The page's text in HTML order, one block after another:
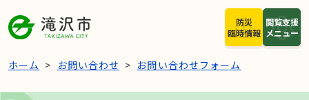
閲覧支援
メニュー
防災
臨時情報
ホーム お問い合わせ お問い合わせフォーム